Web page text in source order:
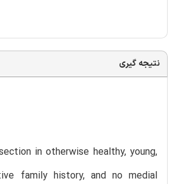
نتیجه گیری
in otherwise healthy, young,
family history, and no medial